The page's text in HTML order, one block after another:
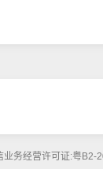
务经营许可证:粤